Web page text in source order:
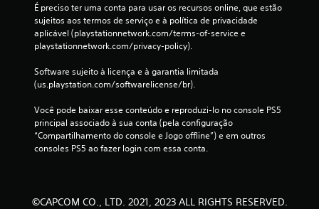
É preciso ter uma conta para usar os recursos online, que estão
sujeitos aos termos de serviço e à política de privacidade
aplicável (playstationnetwork.com/terms-of-service e
playstationnetwork.com/privacy-policy).
Software sujeito à licença e à garantia limitada
(us.playstation.com/softwarelicense/br).
Você pode baixar esse conteúdo e reproduzi-lo no console PS5
principal associado à sua conta (pela configuração
“Compartilhamento do console e Jogo offline”) e em outros
consoles PS5 ao fazer login com essa conta.
©CAPCOM CO., LTD. 2021, 2023 ALL RIGHTS RESERVED.